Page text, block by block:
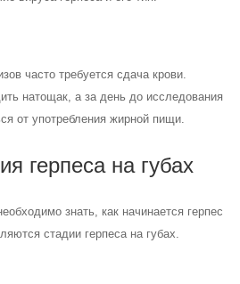
часто требуется сдача крови.
натощак, а за день до исследования
от употребления жирной пищи.
герпеса на губах
знать, как начинается герпес
стадии герпеса на губах.